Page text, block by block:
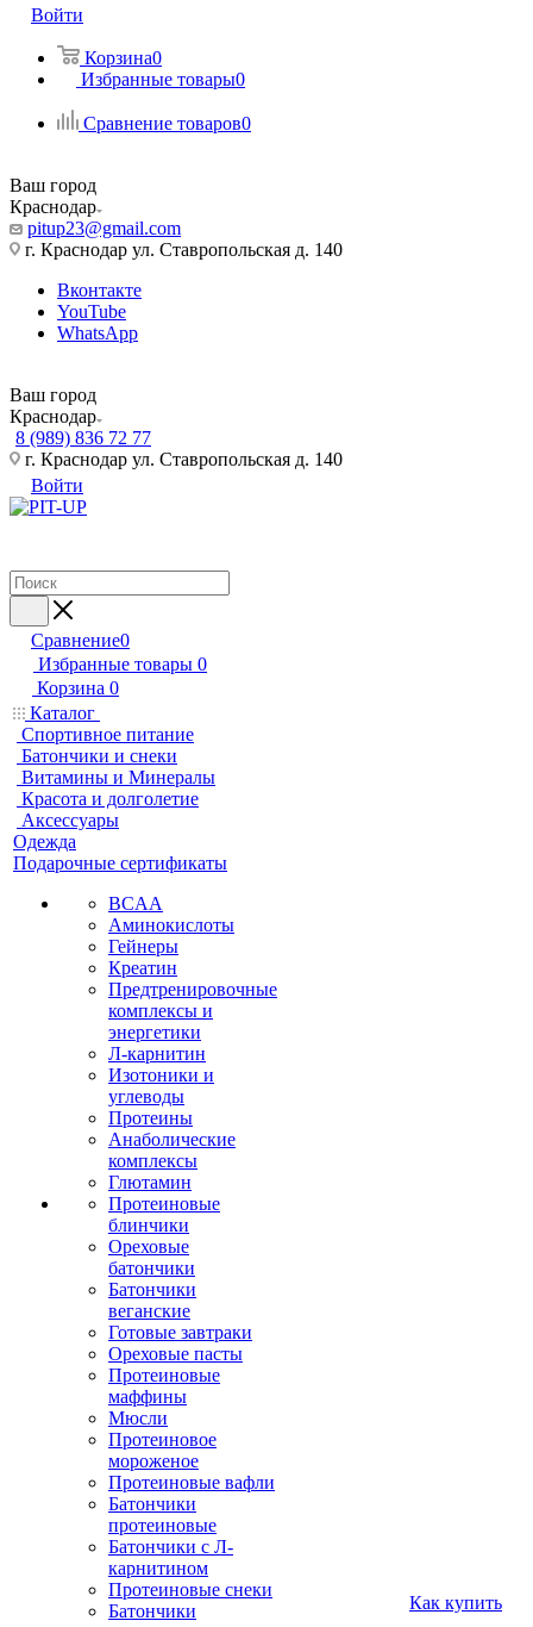
Войти
Корзина0
Избранные товары0
Сравнение товаров0
Ваш город
Краснодар
pitup23@gmail.com
г. Краснодар ул. Ставропольская д. 140
Вконтакте
YouTube
WhatsApp
Ваш город
Краснодар
8 (989) 836 72 77
г. Краснодар ул. Ставропольская д. 140
Войти
Сравнение0
Избранные товары 0
Корзина 0
Каталог
Спортивное питание
Батончики и снеки
Витамины и Минералы
Красота и долголетие
Аксессуары
Одежда
Подарочные сертификаты
BCAA
Аминокислоты
Гейнеры
Креатин
Предтренировочные
комплексы и
энергетики
Л-карнитин
Изотоники и
углеводы
Протеины
Анаболические
комплексы
Глютамин
Протеиновые
блинчики
Ореховые
батончики
Батончики
веганские
Готовые завтраки
Ореховые пасты
Протеиновые
маффины
Мюсли
Протеиновое
мороженое
Протеиновые вафли
Батончики
протеиновые
Батончики с Л-
карнитином
Протеиновые снеки
Батончики
Как купить